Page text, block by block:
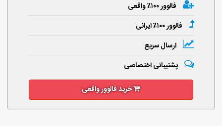
فالوور ۱۰۰٪ واقعی
فالوور ۱۰۰٪ ایرانی
ارسال سریع
پشتیبانی اختصاصی
خرید فالوور واقعی